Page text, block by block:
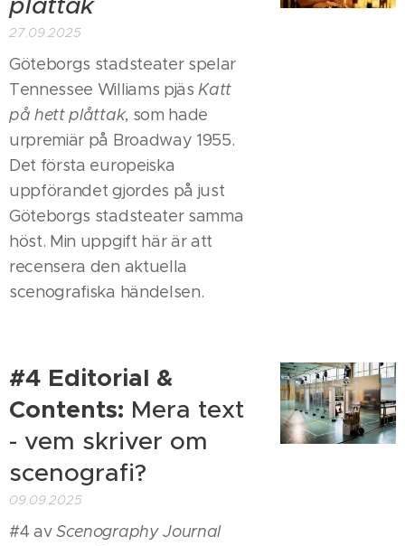
27.09.2025
Göteborgs stadsteater spelar
Tennessee Williams pjäsKatt
på hett plåttak, som hade
urpremiär på Broadway 1955.
Det första europeiska
uppförandet gjordes på just
Göteborgs stadsteater samma
höst. Min uppgift här är att
recensera den aktuella
scenografiska händelsen.
#4 Editorial &
Contents: Mera text
- vem skriver om
scenografi?
09.09.2025
#4 avScenography Journal